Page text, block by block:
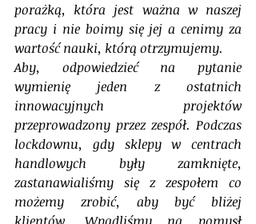
porażką, która jest ważna w naszej
pracy i nie boimy się jej a cenimy za
wartość nauki, którą otrzymujemy.
Aby, odpowiedzieć na pytanie
wymienię jeden z ostatnich
innowacyjnych projektów
przeprowadzony przez zespół. Podczas
lockdownu, gdy sklepy w centrach
handlowych były zamknięte,
zastanawialiśmy się z zespołem co
możemy zrobić, aby być bliżej